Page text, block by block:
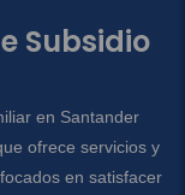
Subsidio
en Santander
ofrece servicios y
en satisfacer